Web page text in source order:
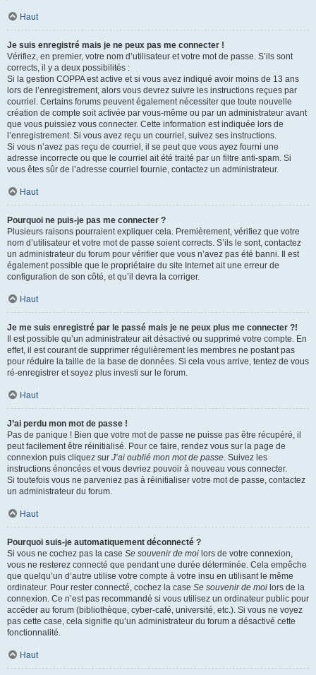
Haut
Je suis enregistré mais je ne peux pas me connecter !
Vérifiez, en premier, votre nom d’utilisateur et votre mot de passe. S’ils sont
corrects, il y a deux possibilités :
Si la gestion COPPA est active et si vous avez indiqué avoir moins de 13 ans
lors de l’enregistrement, alors vous devrez suivre les instructions reçues par
courriel. Certains forums peuvent également nécessiter que toute nouvelle
création de compte soit activée par vous-même ou par un administrateur avant
que vous puissiez vous connecter. Cette information est indiquée lors de
l’enregistrement. Si vous avez reçu un courriel, suivez ses instructions.
Si vous n’avez pas reçu de courriel, il se peut que vous ayez fourni une
adresse incorrecte ou que le courriel ait été traité par un filtre anti-spam. Si
vous êtes sûr de l’adresse courriel fournie, contactez un administrateur.
Haut
Pourquoi ne puis-je pas me connecter ?
Plusieurs raisons pourraient expliquer cela. Premièrement, vérifiez que votre
nom d’utilisateur et votre mot de passe soient corrects. S’ils le sont, contactez
un administrateur du forum pour vérifier que vous n’avez pas été banni. Il est
également possible que le propriétaire du site Internet ait une erreur de
configuration de son côté, et qu’il devra la corriger.
Haut
Je me suis enregistré par le passé mais je ne peux plus me connecter ?!
Il est possible qu’un administrateur ait désactivé ou supprimé votre compte. En
effet, il est courant de supprimer régulièrement les membres ne postant pas
pour réduire la taille de la base de données. Si cela vous arrive, tentez de vous
ré-enregistrer et soyez plus investi sur le forum.
Haut
J’ai perdu mon mot de passe !
Pas de panique ! Bien que votre mot de passe ne puisse pas être récupéré, il
peut facilement être réinitialisé. Pour ce faire, rendez vous sur la page de
connexion puis cliquez sur J’ai oublié mon mot de passe. Suivez les
instructions énoncées et vous devriez pouvoir à nouveau vous connecter.
Si toutefois vous ne parveniez pas à réinitialiser votre mot de passe, contactez
un administrateur du forum.
Haut
Pourquoi suis-je automatiquement déconnecté ?
Si vous ne cochez pas la case Se souvenir de moi lors de votre connexion,
vous ne resterez connecté que pendant une durée déterminée. Cela empêche
que quelqu’un d’autre utilise votre compte à votre insu en utilisant le même
ordinateur. Pour rester connecté, cochez la case Se souvenir de moi lors de la
connexion. Ce n’est pas recommandé si vous utilisez un ordinateur public pour
accéder au forum (bibliothèque, cyber-café, université, etc.). Si vous ne voyez
pas cette case, cela signifie qu’un administrateur du forum a désactivé cette
fonctionnalité.
Haut